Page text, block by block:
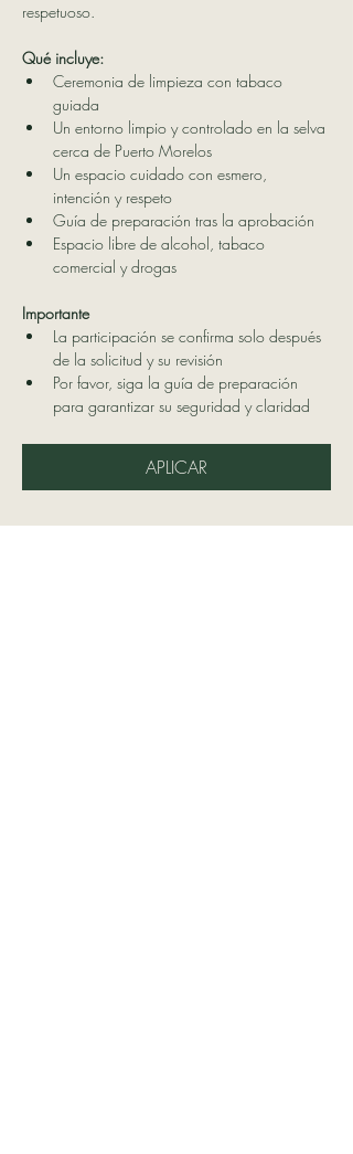
respetuoso.
Qué incluye:
Ceremonia de limpieza con tabaco
guiada
Un entorno limpio y controlado en la selva
cerca de Puerto Morelos
Un espacio cuidado con esmero,
intención y respeto
Guía de preparación tras la aprobación
Espacio libre de alcohol, tabaco
comercial y drogas
Importante
La participación se confirma solo después
de la solicitud y su revisión
Por favor, siga la guía de preparación
para garantizar su seguridad y claridad
APLICAR